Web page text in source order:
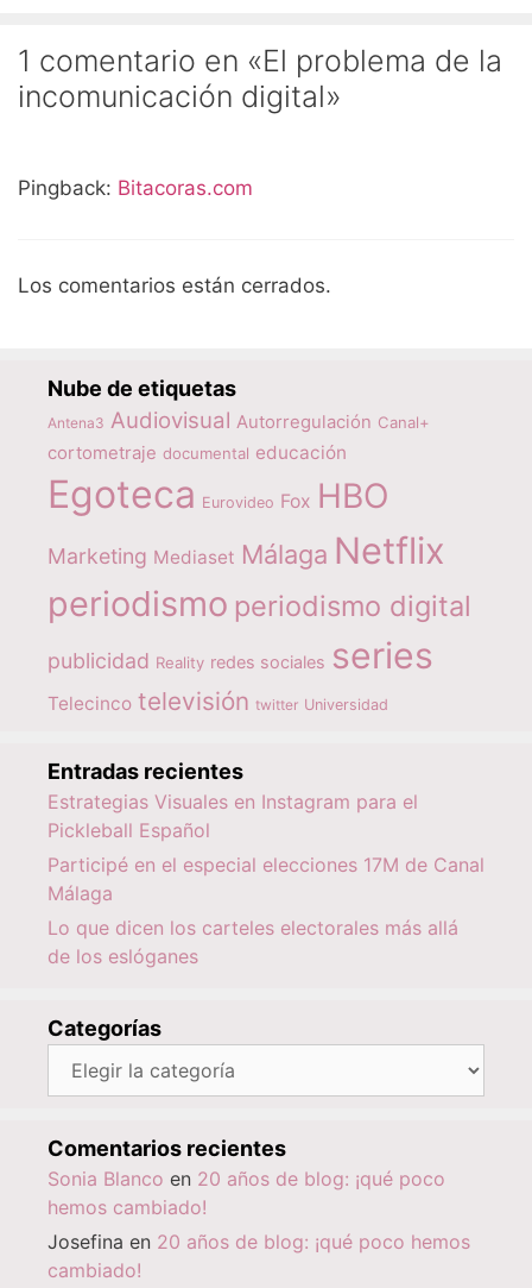
1 comentario en «El problema de la
incomunicación digital»
Pingback: Bitacoras.com
Los comentarios están cerrados.
Nube de etiquetas
Antena3 Audiovisual Autorregulación Canal+
cortometraje documental educación
Egoteca Eurovideo Fox HBO
Marketing Mediaset Málaga Netflix
periodismo periodismo digital
publicidad Reality redes sociales series
Telecinco televisión twitter Universidad
Entradas recientes
Estrategias Visuales en Instagram para el
Pickleball Español
Participé en el especial elecciones 17M de Canal
Málaga
Lo que dicen los carteles electorales más allá
de los eslóganes
Categorías
Categorías
Comentarios recientes
Sonia Blanco en 20 años de blog: ¡qué poco
hemos cambiado!
Josefina en 20 años de blog: ¡qué poco hemos
cambiado!